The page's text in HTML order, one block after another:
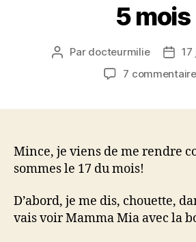
5 mois
Auteur
Par docteurmilie
Date
17
7
Mince, je viens de me rendre
sommes le 17 du mois!
D’abord, je me dis, chouette,
vais voir Mamma Mia avec la